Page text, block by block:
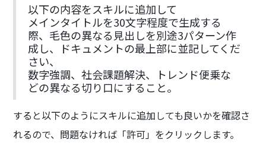
以下の内容をスキルに追加して
メインタイトルを30文字程度で生成する
際、毛色の異なる見出しを別途3パターン作
成し、ドキュメントの最上部に並記してくだ
さい、
数字強調、社会課題解決、トレンド便乗な
どの異なる切り口にすること。
すると以下のようにスキルに追加しても良いかを確認さ
れるので、問題なければ「許可」をクリックします。